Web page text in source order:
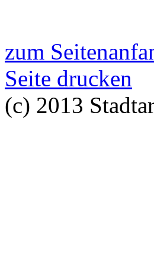
zum
Seite drucken
(c) 2013